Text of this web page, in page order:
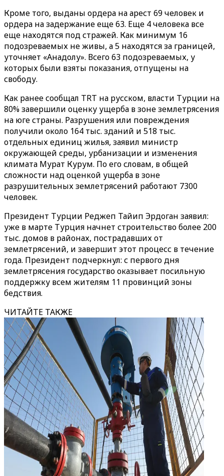
Кроме того, выданы ордера на арест 69 человек и
ордера на задержание еще 63. Еще 4 человека все
еще находятся под стражей. Как минимум 16
подозреваемых не живы, а 5 находятся за границей,
уточняет «‎Анадолу»‎. Всего 63 подозреваемых, у
которых были взяты показания, отпущены на
свободу.
Как ранее сообщал TRT на русском, власти Турции на
80% завершили оценку ущерба в зоне землетрясения
на юге страны. Разрушения или повреждения
получили около 164 тыс. зданий и 518 тыс.
отдельных единиц жилья, заявил министр
окружающей среды, урбанизации и изменения
климата Мурат Курум. По его словам, в общей
сложности над оценкой ущерба в зоне
разрушительных землетрясений работают 7300
человек.
Президент Турции Реджеп Тайип Эрдоган заявил:
уже в марте Турция начнет строительство более 200
тыс. домов в районах, пострадавших от
землетрясений, и завершит этот процесс в течение
года. Президент подчеркнул: с первого дня
землетрясения государство оказывает посильную
поддержку всем жителям 11 провинций зоны
бедствия.
ЧИТАЙТЕ ТАКЖЕ